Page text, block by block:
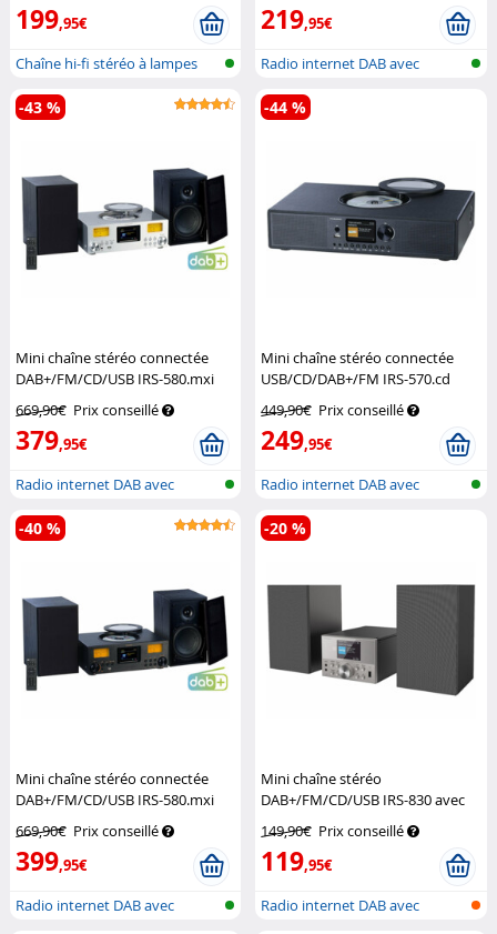
199,95€
Chaîne hi-fi stéréo à lampes
avec l...
219,95€
Radio internet DAB avec
lecteur CD...
Mini chaîne stéréo connectée
DAB+/FM/CD/USB IRS-580.mxi
VR-Radio
669,90€ Prix conseillé
379,95€
-43 %
Radio internet DAB avec
lecteur CD...
Mini chaîne stéréo connectée
USB/CD/DAB+/FM IRS-570.cd
VR-Radio
449,90€ Prix conseillé
249,95€
-44 %
Radio internet DAB avec
lecteur CD...
Mini chaîne stéréo connectée
DAB+/FM/CD/USB IRS-580.mxi
VR-Radio
669,90€ Prix conseillé
399,95€
-40 %
Radio internet DAB avec
Mini chaîne stéréo
DAB+/FM/CD/USB IRS-830 avec
fonction bluetooth 5.3VR-Radio
149,90€ Prix conseillé
119,95€
-20 %
Radio internet DAB avec